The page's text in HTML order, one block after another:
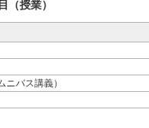
（授業）
ニバス講義）